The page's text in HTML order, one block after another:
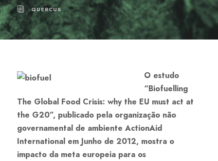
QUERCUS
O estudo
“Biofuelling
The Global Food Crisis: why the EU must act at
the G20”, publicado pela organização não
governamental de ambiente ActionAid
International em Junho de 2012, mostra o
impacto da meta europeia para os